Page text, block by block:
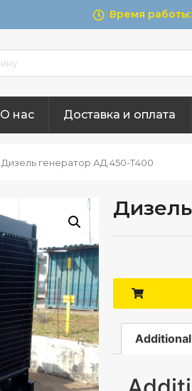
Время работы:
О нас Доставка и оплата
Дизель генератор АД 450-Т400